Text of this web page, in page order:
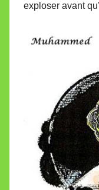
exploser avant